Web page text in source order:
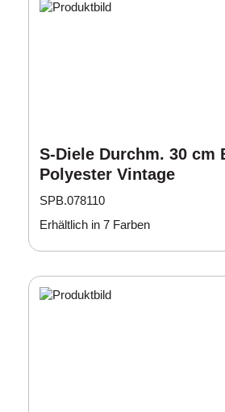
S-Diele Durchm. 30 cm
Polyester Vintage
SPB.078110
Erhältlich in 7 Farben